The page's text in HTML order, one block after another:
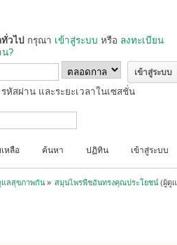
วไป กรุณา เข้าสู่ระบบ หรือ ลงทะเบียน
น?
หัสผ่าน และระยะเวลาในเซสชั่น
หลือ ค้นหา ปฏิทิน เข้าสู่ระบบ
แลสุขภาพกัน» สมุนไพรพืชอันทรงคุณประโยชน์(ผู้ดู